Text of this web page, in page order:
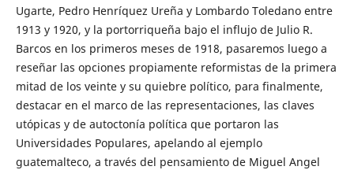
Ugarte, Pedro Henríquez Ureña y Lombardo Toledano entre
1913 y 1920, y la portorriqueña bajo el influjo de Julio R.
Barcos en los primeros meses de 1918, pasaremos luego a
reseñar las opciones propiamente reformistas de la primera
mitad de los veinte y su quiebre político, para finalmente,
destacar en el marco de las representaciones, las claves
utópicas y de autoctonía política que portaron las
Universidades Populares, apelando al ejemplo
guatemalteco, a través del pensamiento de Miguel Angel